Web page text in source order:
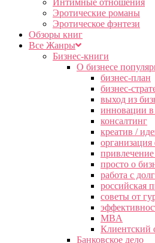
Интимные отношения
Эротические романы
Эротическое фэнтези
Обзоры книг
Все Жанры
Бизнес-книги
О бизнесе
бизнес-план
бизнес-
выход из
инновации в
консалтинг
креатив /
организация
просто о
работа с
российская
советы от
MBA
Клиентский
Банковское дело